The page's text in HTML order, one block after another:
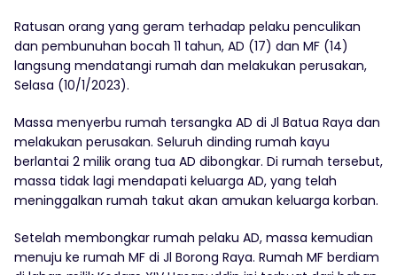
Ratusan orang yang geram terhadap pelaku penculikan
dan pembunuhan bocah 11 tahun, AD (17) dan MF (14)
langsung mendatangi rumah dan melakukan perusakan,
Selasa (10/1/2023).
Massa menyerbu rumah tersangka AD di Jl Batua Raya dan
melakukan perusakan. Seluruh dinding rumah kayu
berlantai 2 milik orang tua AD dibongkar. Di rumah tersebut,
massa tidak lagi mendapati keluarga AD, yang telah
meninggalkan rumah takut akan amukan keluarga korban.
Setelah membongkar rumah pelaku AD, massa kemudian
menuju ke rumah MF di Jl Borong Raya. Rumah MF berdiam